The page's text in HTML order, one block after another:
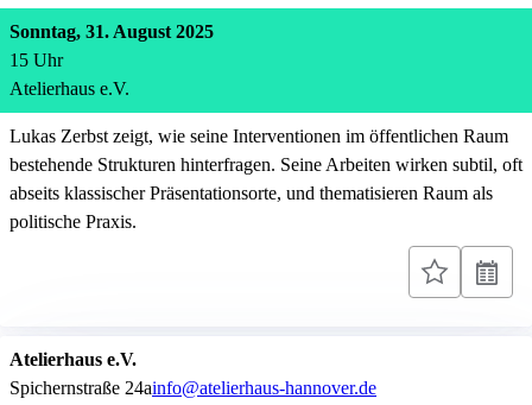
Sonntag, 31. August 2025
15 Uhr
Atelierhaus e.V.
Lukas Zerbst zeigt, wie seine Interventionen im öffentlichen Raum
bestehende Strukturen hinterfragen. Seine Arbeiten wirken subtil, oft
abseits klassischer Präsentationsorte, und thematisieren Raum als
politische Praxis.
Atelierhaus e.V.
Spichernstraße 24ainfo@atelierhaus-hannover.de